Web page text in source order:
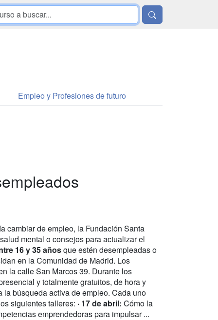
Empleo y Profesiones de futuro
cambiar de empleo, la Fundación Santa
mental o consejos para actualizar el
16 y 35 añosque estén desempleadas o
en la Comunidad de Madrid. Los
la calle San Marcos 39. Durante los
y totalmente gratuitos, de hora y
búsqueda activa de empleo. Cada uno
siguientes talleres: · 17 de abril: Cómo la
emprendedoras para impulsar ...